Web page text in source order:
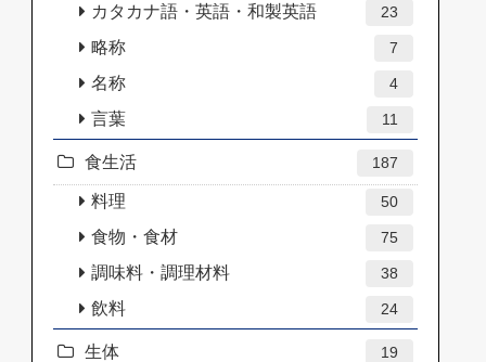
カタカナ語・英語・和製英語 23
略称 7
名称 4
言葉 11
食生活 187
料理 50
食物・食材 75
調味料・調理材料 38
飲料 24
生体 19